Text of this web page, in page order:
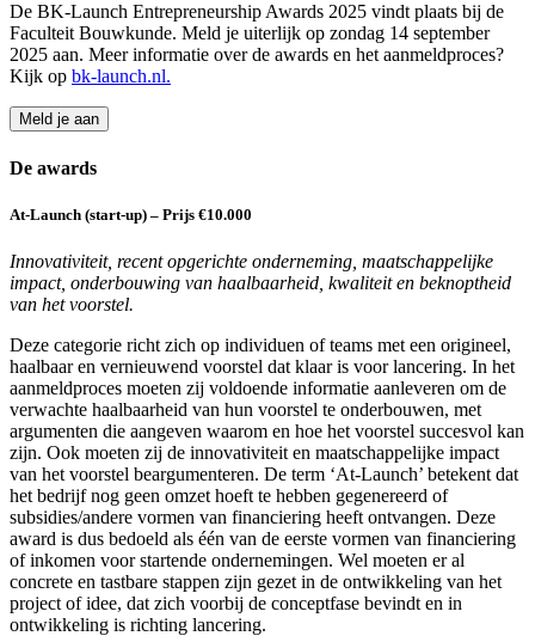
De BK-Launch Entrepreneurship Awards 2025 vindt plaats bij de
Faculteit Bouwkunde. Meld je uiterlijk op zondag 14 september
2025 aan. Meer informatie over de awards en het aanmeldproces?
Kijk op bk-launch.nl.
Meld je aan
De awards
At-Launch (start-up) – Prijs €10.000
Innovativiteit, recent opgerichte onderneming, maatschappelijke
impact, onderbouwing van haalbaarheid, kwaliteit en beknoptheid
van het voorstel.
Deze categorie richt zich op individuen of teams met een origineel,
haalbaar en vernieuwend voorstel dat klaar is voor lancering. In het
aanmeldproces moeten zij voldoende informatie aanleveren om de
verwachte haalbaarheid van hun voorstel te onderbouwen, met
argumenten die aangeven waarom en hoe het voorstel succesvol kan
zijn. Ook moeten zij de innovativiteit en maatschappelijke impact
van het voorstel beargumenteren. De term ‘At-Launch’ betekent dat
het bedrijf nog geen omzet hoeft te hebben gegenereerd of
subsidies/andere vormen van financiering heeft ontvangen. Deze
award is dus bedoeld als één van de eerste vormen van financiering
of inkomen voor startende ondernemingen. Wel moeten er al
concrete en tastbare stappen zijn gezet in de ontwikkeling van het
project of idee, dat zich voorbij de conceptfase bevindt en in
ontwikkeling is richting lancering.